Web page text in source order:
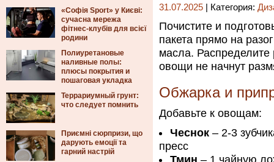
«Софія Sport» у Києві:
сучасна мережа
фітнес-клубів для всієї
родини
Полиуретановые
наливные полы:
плюсы покрытия и
пошаговая укладка
Террариумный грунт:
что следует помнить
Приємні сюрпризи, що
дарують емоції та
гарний настрій
31.07.2025 | Категория:
Почистите и
пакета прямо на
масла. Распределите
овощи не начнут
Обжарка и
Добавьте к овощам:
Чеснок – 2-3
пресс
Тмин – 1 чайную